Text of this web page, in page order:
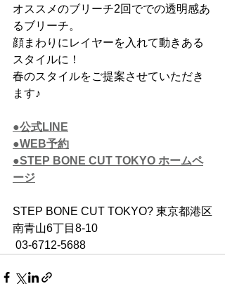
オススメのブリーチ2回ででの透明感あ
るブリーチ。
顔まわりにレイヤーを入れて動きある
スタイルに！
春のスタイルをご提案させていただき
ます♪
●公式LINE
●WEB予約
●STEP BONE CUT TOKYO ホームペ
ージ
STEP BONE CUT TOKYO? 東京都港区
南青山6丁目8-10
03-6712-5688